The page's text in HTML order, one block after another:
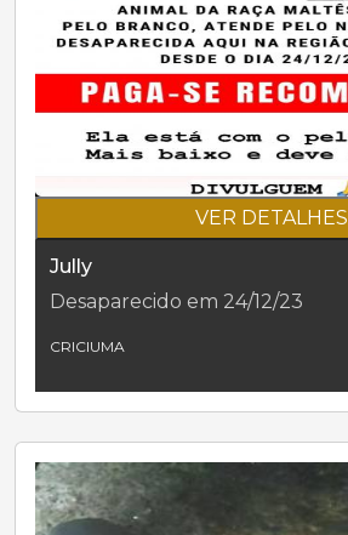
VER DETALHES
Jully
Desaparecido em 24/12/23
CRICIUMA